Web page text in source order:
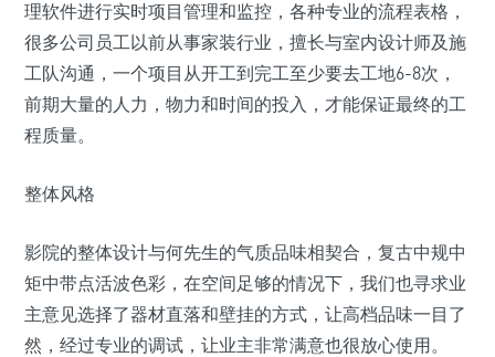
理软件进行实时项目管理和监控，各种专业的流程表格，
很多公司员工以前从事家装行业，擅长与室内设计师及施
工队沟通，一个项目从开工到完工至少要去工地6-8次，
前期大量的人力，物力和时间的投入，才能保证最终的工
程质量。
整体风格
影院的整体设计与何先生的气质品味相契合，复古中规中
矩中带点活波色彩，在空间足够的情况下，我们也寻求业
主意见选择了器材直落和壁挂的方式，让高档品味一目了
然，经过专业的调试，让业主非常满意也很放心使用。